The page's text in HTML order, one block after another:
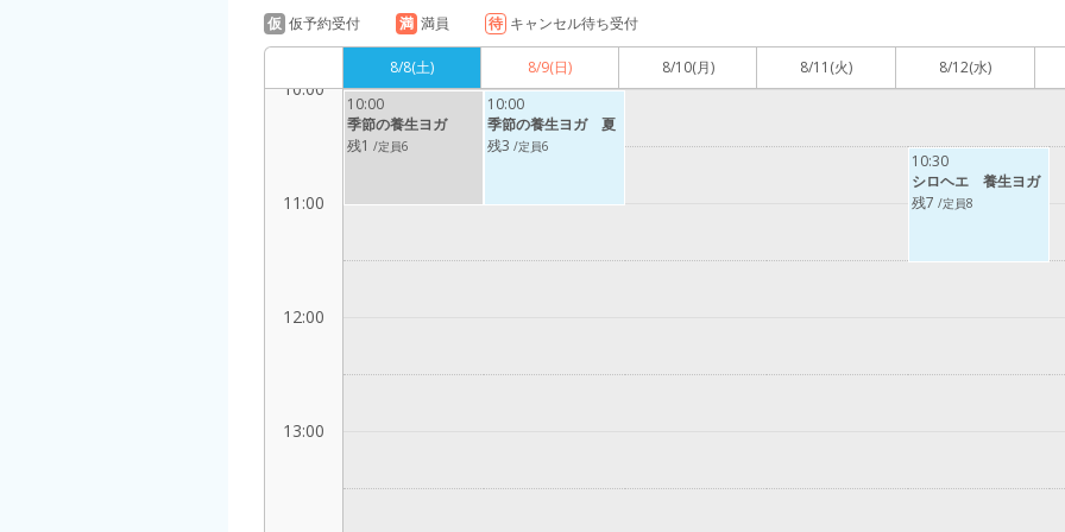
仮 仮予約受付 満 満員 待 キャンセル待ち受付
8/8(土) 8/9(日) 8/10(月) 8/11 (火) 8/12(水)
10:00
11:00
12:00
13:00
10:00
季節の養生ヨガ
残1 /定員6
10:00
季節の養生ヨガ 夏
残3 /定員6
10:30
シロヘエ 養生ヨガ
残7 /定員8